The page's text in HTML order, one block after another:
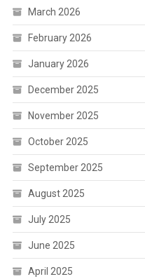
March 2026
February 2026
January 2026
December 2025
November 2025
October 2025
September 2025
August 2025
July 2025
June 2025
April 2025